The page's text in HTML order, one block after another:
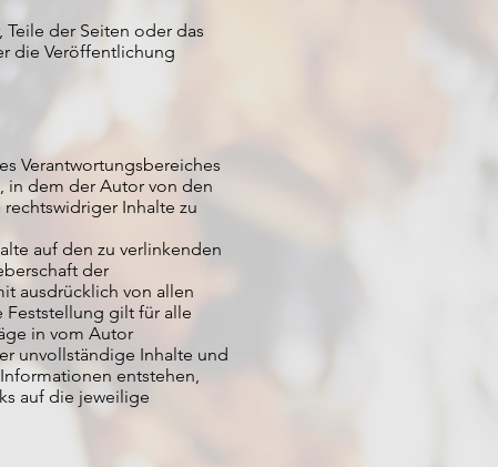
der Seiten oder das
die Veröffentlichung
Verantwortungsbereiches
in dem der Autor von den
Inhalte zu
auf den zu verlinkenden
der
ausdrücklich von allen
Feststellung gilt für alle
in vom Autor
unvollständige Inhalte und
entstehen,
auf die jeweilige